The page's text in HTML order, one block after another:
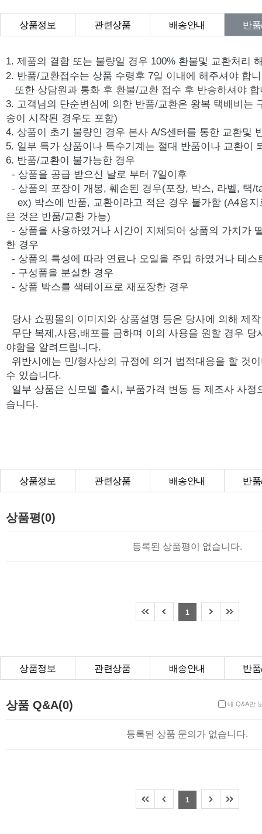
상품정보 관련상품 배송안내 반
1. 제품의 결함 또는 불량일 경우 100% 환불및 교환처리
2. 반품/교환접수는 상품 수령후 7일 이내에 해주셔야 합
또한 상담원과 통화 후 환불/교환 접수 후 반송하셔야
3. 고객님의 단순변심에 의한 반품/교환은 왕복 택배비는
송이 시작된 경우도 포함)
4. 상품이 초기 불량인 경우 본사 A/S센터를 통한 교환및
5. 일부 특가 상품이나 특수기계는 절대 반품이나 교환이
6. 반품/교환이 불가능한 경우
- 상품을 공급 받으신 날로 부터 7일이후
- 상품의 포장이 개봉, 훼손된 경우(포장, 박스, 라벨, 택/
ex) 박스에 반품, 교환이라고 적은 경우 불가함 (A4용지
은 것은 반품/교환 가능)
- 상품을 사용하였거나 시간이 지체되어 상품의 가치가
한 경우
- 상품의 특성에 따라 연료나 오일을 주입 하였거나 테스
- 구성품을 분실한 경우
- 상품 박스를 색테이프로 재포장한 경우
당사 쇼핑몰의 이미지와 상품설명 등은 당사에 의해 제
무단 복제,사용,배포를 금하며 이의 사용을 원할 경우 당
야함을 알려드립니다.
위반시에는 민/형사상의 규정에 의거 법적대응을 할 것
수 있습니다.
일부 상품은 신모델 출시, 부품가격 변동 등 제조사 사정
습니다.
상품정보 관련상품 배송안내 반
상품평(0)
등록된 상품평이 없습니다.
1
상품정보 관련상품 배송안내 반
상품 Q&A(0) 내 Q&A만
등록된 상품 문의가 없습니다.
1